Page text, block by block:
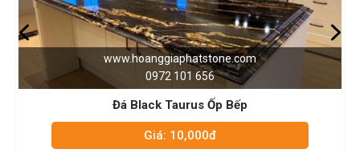
www.hoanggiaphatstone.com
0972 101 656
Đá Black Taurus Ốp Bếp
Giá: 10,000đ